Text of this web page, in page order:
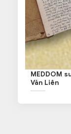
MEDDOM
Văn Liên